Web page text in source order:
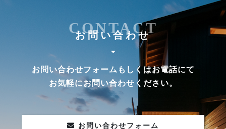
お問い合わせ
CONTACT
お問い合わせフォームもしくはお電話にて
お気軽にお問い合わせください。
お問い合わせフォーム